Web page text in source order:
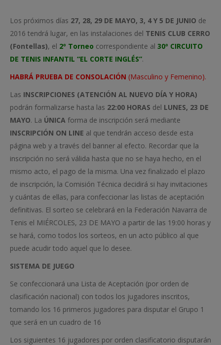
Los próximos días 27, 28, 29 DE MAYO, 3, 4 Y 5 DE JUNIO de
2016 tendrá lugar, en las instalaciones del TENIS CLUB CERRO
(Fontellas), el 2º Torneo correspondiente al 30º CIRCUITO
DE TENIS INFANTIL “EL CORTE INGLÉS”.
HABRÁ PRUEBA DE CONSOLACIÓN (Masculino y Femenino).
Las INSCRIPCIONES (ATENCIÓN AL NUEVO DÍA Y HORA)
podrán formalizarse hasta las 22:00 HORAS del LUNES, 23 DE
MAYO. La ÚNICA forma de inscripción será mediante
INSCRIPCIÓN ON LINE al que tendrán acceso desde esta
página web y a través del banner al efecto. Recordar que la
inscripción no será válida hasta que no se haya hecho, en el
mismo acto, el pago de la misma. Una vez finalizado el plazo
de inscripción, la Comisión Técnica decidirá si hay invitaciones
y cuántas de ellas, para confeccionar las listas de aceptación
definitivas. El sorteo se celebrará en la Federación Navarra de
Tenis el MIÉRCOLES, 23 DE MAYO a partir de las 19:00 horas y
se hará, como todos los sorteos, en un acto público al que
puede acudir todo aquel que lo desee.
SISTEMA DE JUEGO
Se confeccionará una Lista de Aceptación (por orden de
clasificación nacional) con todos los jugadores inscritos,
tomando los 16 primeros jugadores para disputar el Grupo 1
que será en un cuadro de 16
Los siguientes 16 jugadores por orden clasificatorio disputarán